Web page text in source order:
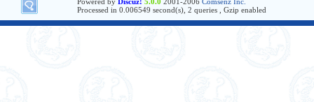
Processed in 0.006549 second(s), 2 queries , Gzip enabled